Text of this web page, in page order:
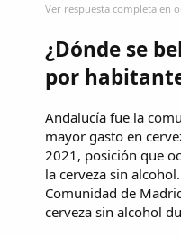
Ver respuesta completa en
¿Dónde se
por
Andalucía fue la
mayor gasto en
2021, posición que
la cerveza sin
Comunidad de
cerveza sin alcohol